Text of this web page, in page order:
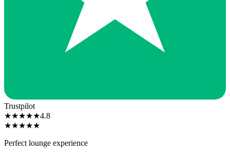
Trustpilot
★★★★★4.8
★★★★★
Perfect lounge experience